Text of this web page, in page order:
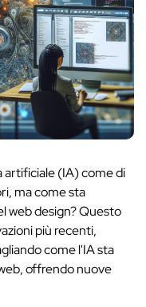
artificiale (IA) come di
ma come sta
web design? Questo
più recenti,
come l'IA sta
offrendo nuove